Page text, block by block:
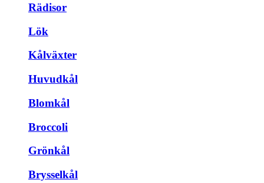
Rädisor
Lök
Kålväxter
Huvudkål
Blomkål
Broccoli
Grönkål
Brysselkål